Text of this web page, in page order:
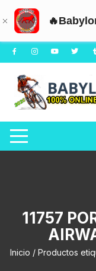
Saltar
al
contenido
11757
Inicio / Productos